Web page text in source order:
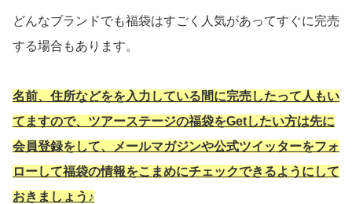
どんなブランドでも福袋はすごく人気があってすぐに完売
する場合もあります。
名前、住所などをを入力している間に完売したって人もい
てますので、ツアーステージの福袋をGetしたい方は先に
会員登録をして、メールマガジンや公式ツイッターをフォ
ローして福袋の情報をこまめにチェックできるようにして
おきましょう♪